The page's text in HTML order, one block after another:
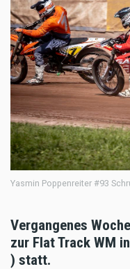
Yasmin Poppenreiter #93
Vergangenes
zur Flat Track WM
) statt.